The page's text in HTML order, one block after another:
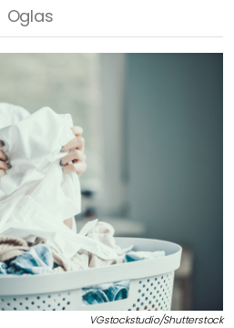
VGstockstudio/Shutterstock